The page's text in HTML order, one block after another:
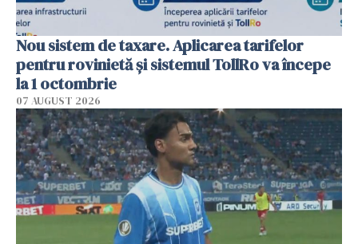
Nou sistem de taxare. Aplicarea tarifelor
pentru rovinietă şi sistemul TollRo va începe
la 1 octombrie
07 AUGUST 2026